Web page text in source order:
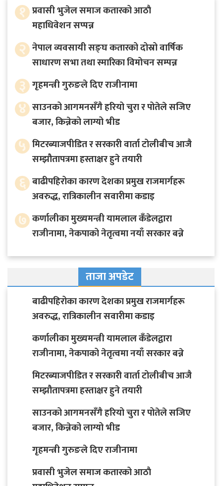
१ प्रवासी भुजेल समाज कतारको आठाै
महाधिवेशन सप्पन्न
२ नेपाल व्यवसायी सङ्घ कतारको दोस्रो वार्षिक
साधारण सभा तथा स्मारिका विमोचन सम्पन्न
३ गृहमन्त्री गुरुङले दिए राजीनामा
४ साउनको आगमनसँगै हरियो चुरा र पोतेले सजिए
बजार, किन्नेको लाग्यो भीड
५ मिटरब्याजपीडित र सरकारी वार्ता टोलीबीच आजै
सम्झौतापत्रमा हस्ताक्षर हुने तयारी
६ बाढीपहिरोका कारण देशका प्रमुख राजमार्गहरू
अवरुद्ध, रात्रिकालीन सवारीमा कडाइ
७ कर्णालीका मुख्यमन्त्री यामलाल कँडेलद्वारा
राजीनामा, नेकपाको नेतृत्वमा नयाँ सरकार बन्ने
ताजा अपडेट
बाढीपहिरोका कारण देशका प्रमुख राजमार्गहरू
अवरुद्ध, रात्रिकालीन सवारीमा कडाइ
कर्णालीका मुख्यमन्त्री यामलाल कँडेलद्वारा
राजीनामा, नेकपाको नेतृत्वमा नयाँ सरकार बन्ने
मिटरब्याजपीडित र सरकारी वार्ता टोलीबीच आजै
सम्झौतापत्रमा हस्ताक्षर हुने तयारी
साउनको आगमनसँगै हरियो चुरा र पोतेले सजिए
बजार, किन्नेको लाग्यो भीड
गृहमन्त्री गुरुङले दिए राजीनामा
प्रवासी भुजेल समाज कतारको आठाै